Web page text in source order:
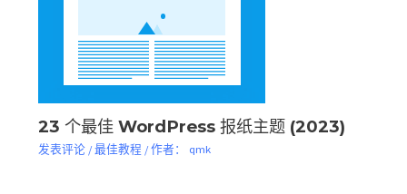
23 个最佳 WordPress 报纸主题 (2023)
发表评论 /最佳教程 / 作者： qmk